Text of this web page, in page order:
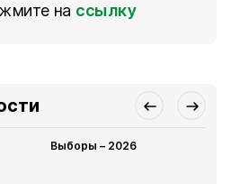
на ссылку
Выборы – 2026